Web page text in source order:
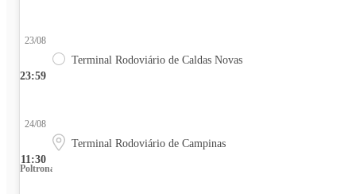
23:59
23/08
Terminal Rodoviário de Caldas Novas
11:30
24/08
Terminal Rodoviário de Campinas
Poltrona